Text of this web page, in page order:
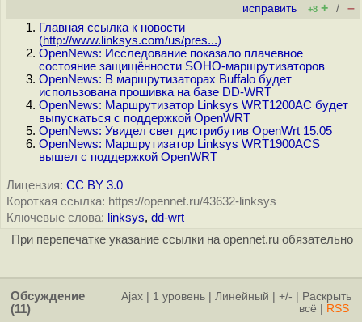
исправить +8 + / –
Главная ссылка к новости
(http://www.linksys.com/us/pres...)
OpenNews: Исследование показало плачевное
состояние защищённости SOHO-маршрутизаторов
OpenNews: В маршрутизаторах Buffalo будет
использована прошивка на базе DD-WRT
OpenNews: Маршрутизатор Linksys WRT1200AC будет
выпускаться с поддержкой OpenWRT
OpenNews: Увидел свет дистрибутив OpenWrt 15.05
OpenNews: Маршрутизатор Linksys WRT1900ACS
вышел с поддержкой OpenWRT
Лицензия: CC BY 3.0
Короткая ссылка: https://opennet.ru/43632-linksys
Ключевые слова: linksys, dd-wrt
При перепечатке указание ссылки на opennet.ru обязательно
Обсуждение
(11)
Ajax 1 уровень Линейный +/-
Раскрыть
всё
RSS